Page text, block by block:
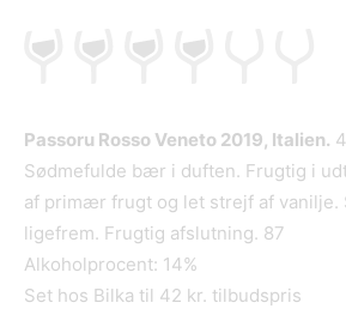
Passoru Rosso Veneto 2019, Italien.
Sødmefulde bær i duften. Frugtig i
af primær frugt og let strejf af vanilje.
ligefrem. Frugtig afslutning. 87
Alkoholprocent: 14%
Set hos Bilka til 42 kr. tilbudspris